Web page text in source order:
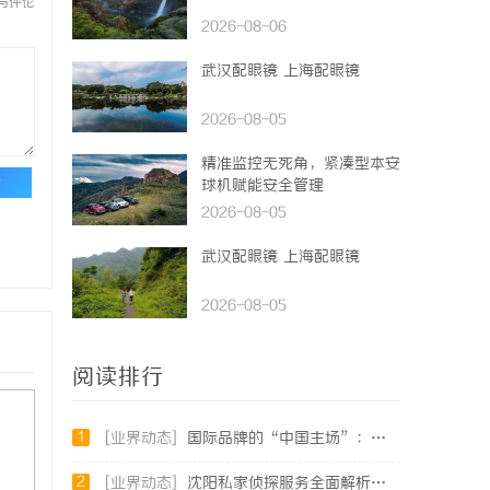
2026-08-06
武汉配眼镜 上海配眼镜
2026-08-05
精准监控无死角，紧凑型本安
球机赋能安全管理
2026-08-05
武汉配眼镜 上海配眼镜
2026-08-05
阅读排行
1 [业界动态] 国际品牌的“中国主场”：北京商标律师在跨境维权中的战略支点
2 [业界动态] 沈阳私家侦探服务全面解析：破解疑云，守护真相的专家助力